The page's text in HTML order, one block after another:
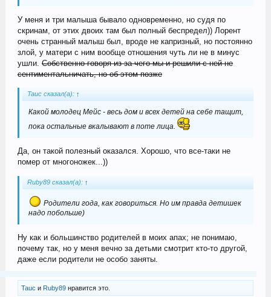
У меня и три малыша бывало одновременно, но судя по
скринам, от этих двоих там был полный беспредел)) Лорент
очень странный малыш был, вроде не капризный, но постоянно
злой, у матери с ним вообще отношения чуть ли не в минус
ушли. Собственно говоря из-за чего мы и решили с ней не
сентиментальничать, но об этом позже
Tauc сказал(а): ↑
Какой молодец Мейс - весь дом и всех детей на себе тащит,
пока остальные вкалывают в поте лица.
Да, он такой полезный оказался. Хорошо, что все-таки не
помер от многоножек...))
Ruby89 сказал(а): ↑
Родители года, как говориться. Но им правда детишек
надо побольше)
Ну как и большинство родителей в моих апах; не понимаю,
почему так, но у меня вечно за детьми смотрит кто-то другой,
даже если родители не особо заняты.
Tauc и Ruby89нравится это.